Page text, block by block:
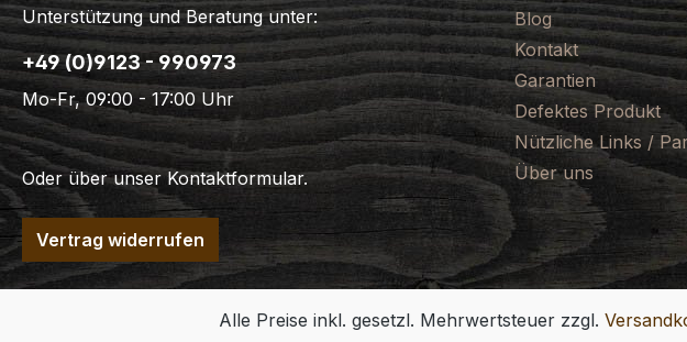
Unterstützung und Beratung unter:
+49 (0)9123 - 990973
Mo-Fr, 09:00 - 17:00 Uhr
Oder über unserKontaktformular.
Vertrag widerrufen
Blog
Kontakt
Garantien
Defektes Produkt
Nützliche Links /
Über uns
Alle Preise inkl. gesetzl. Mehrwertsteuer zzgl.